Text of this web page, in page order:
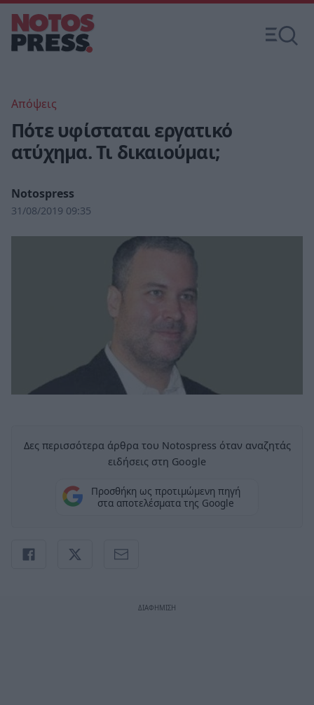
Απόψεις
Πότε υφίσταται εργατικό
ατύχημα. Τι δικαιούμαι;
Notospress
31/08/2019 09:35
Δες περισσότερα άρθρα του Notospress όταν αναζητάς
ειδήσεις στη Google
Προσθήκη ως προτιμώμενη πηγή
στα αποτελέσματα της Google